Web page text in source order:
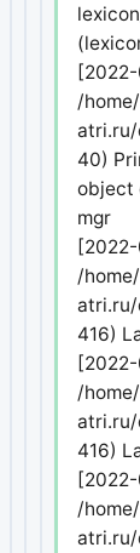
/
40)
object
mgr
[2022-
/
416)
[2022-
/
416)
[2022-
/